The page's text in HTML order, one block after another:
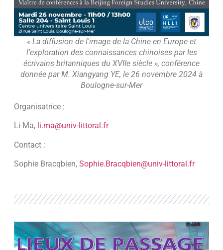
« La diffusion de l'image de la Chine en Europe et
l'exploration des connaissances chinoises par les
écrivains britanniques du XVIIe siècle », conférence
donnée par M. Xiangyang YE, le 26 novembre 2024 à
Boulogne-sur-Mer
Organisatrice :
Li Ma, li.ma@univ-littoral.fr
Contact :
Sophie Bracqbien, Sophie.Bracqbien@univ-littoral.fr